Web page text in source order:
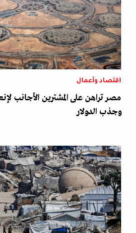
اقتصاد وأعمال
مصر تراهن على المشترين الأجانب
وجذب الدولار